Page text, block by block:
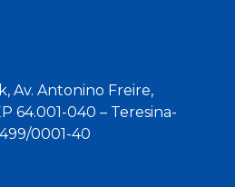
Av. Antonino Freire,
64.001-040 – Teresina-
0001-40